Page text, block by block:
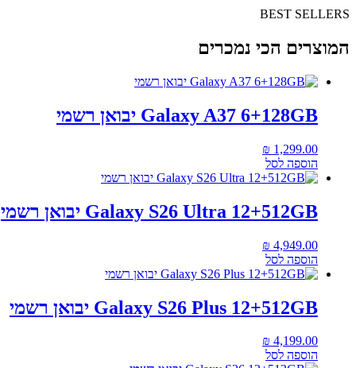
BEST SELLERS
המוצרים הכי נמכרים
Galaxy A37 6+128GB יבואן רשמי
₪1,299.00
הוספה לסל
Galaxy S26 Ultra 12+512GB יבואן רשמי
₪4,949.00
הוספה לסל
Galaxy S26 Plus 12+512GB יבואן רשמי
₪4,199.00
הוספה לסל